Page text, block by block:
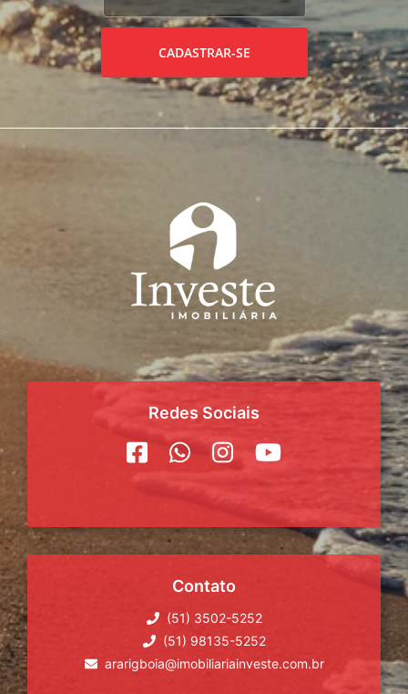
CADASTRAR-SE
Redes Sociais
Contato
(51) 3502-5252
(51) 98135-5252
ararigboia@imobiliariainveste.com.br